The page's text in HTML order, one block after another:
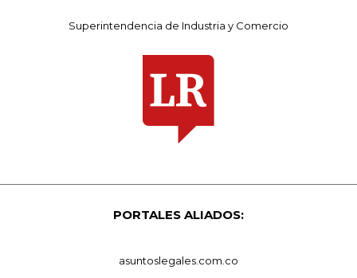
Superintendencia de Industria y Comercio
PORTALES ALIADOS:
asuntoslegales.com.co